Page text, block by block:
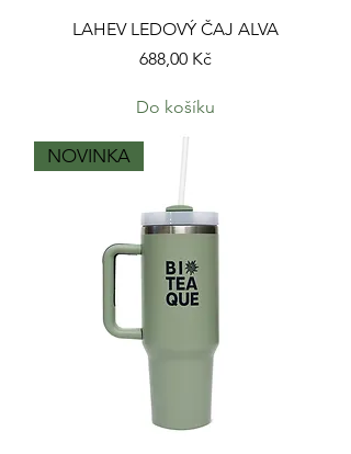
LAHEV LEDOVÝ ČAJ ALVA
Cena
688,00 Kč
Do košíku
NOVINKA